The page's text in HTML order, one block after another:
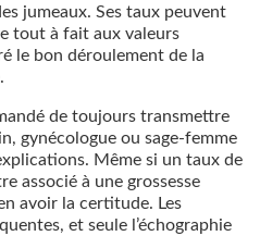
jumeaux. Ses taux peuvent
tout à fait aux valeurs
le bon déroulement de la
de toujours transmettre
gynécologue ou sage-femme
Même si un taux de
associé à une grossesse
avoir la certitude. Les
et seule l’échographie